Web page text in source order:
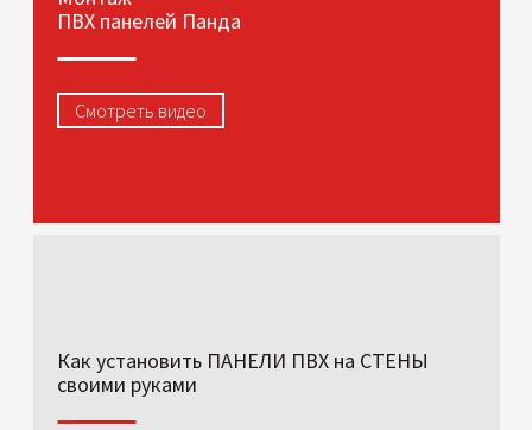
ПВХ панелей Панда
Смотреть видео
Как установить ПАНЕЛИ ПВХ на СТЕНЫ
своими руками